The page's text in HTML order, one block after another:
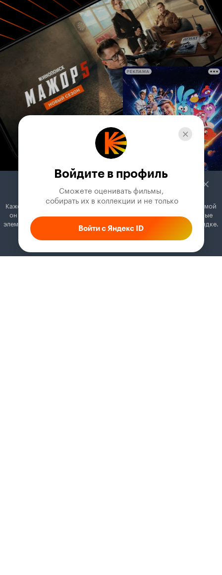
РЕКЛАМА
Войдите в профиль
Сможете оценивать фильмы,
собирать их в коллекции и не только
Войти с Яндекс ID
Кажется, вы используете блокировщик рекламы. Вместе с рекламой
он может отключать постеры, папки с фильмами и другие важные
элементы. Добавьте Кинопоиск в исключения, и всё будет в порядке.
Как это сделать